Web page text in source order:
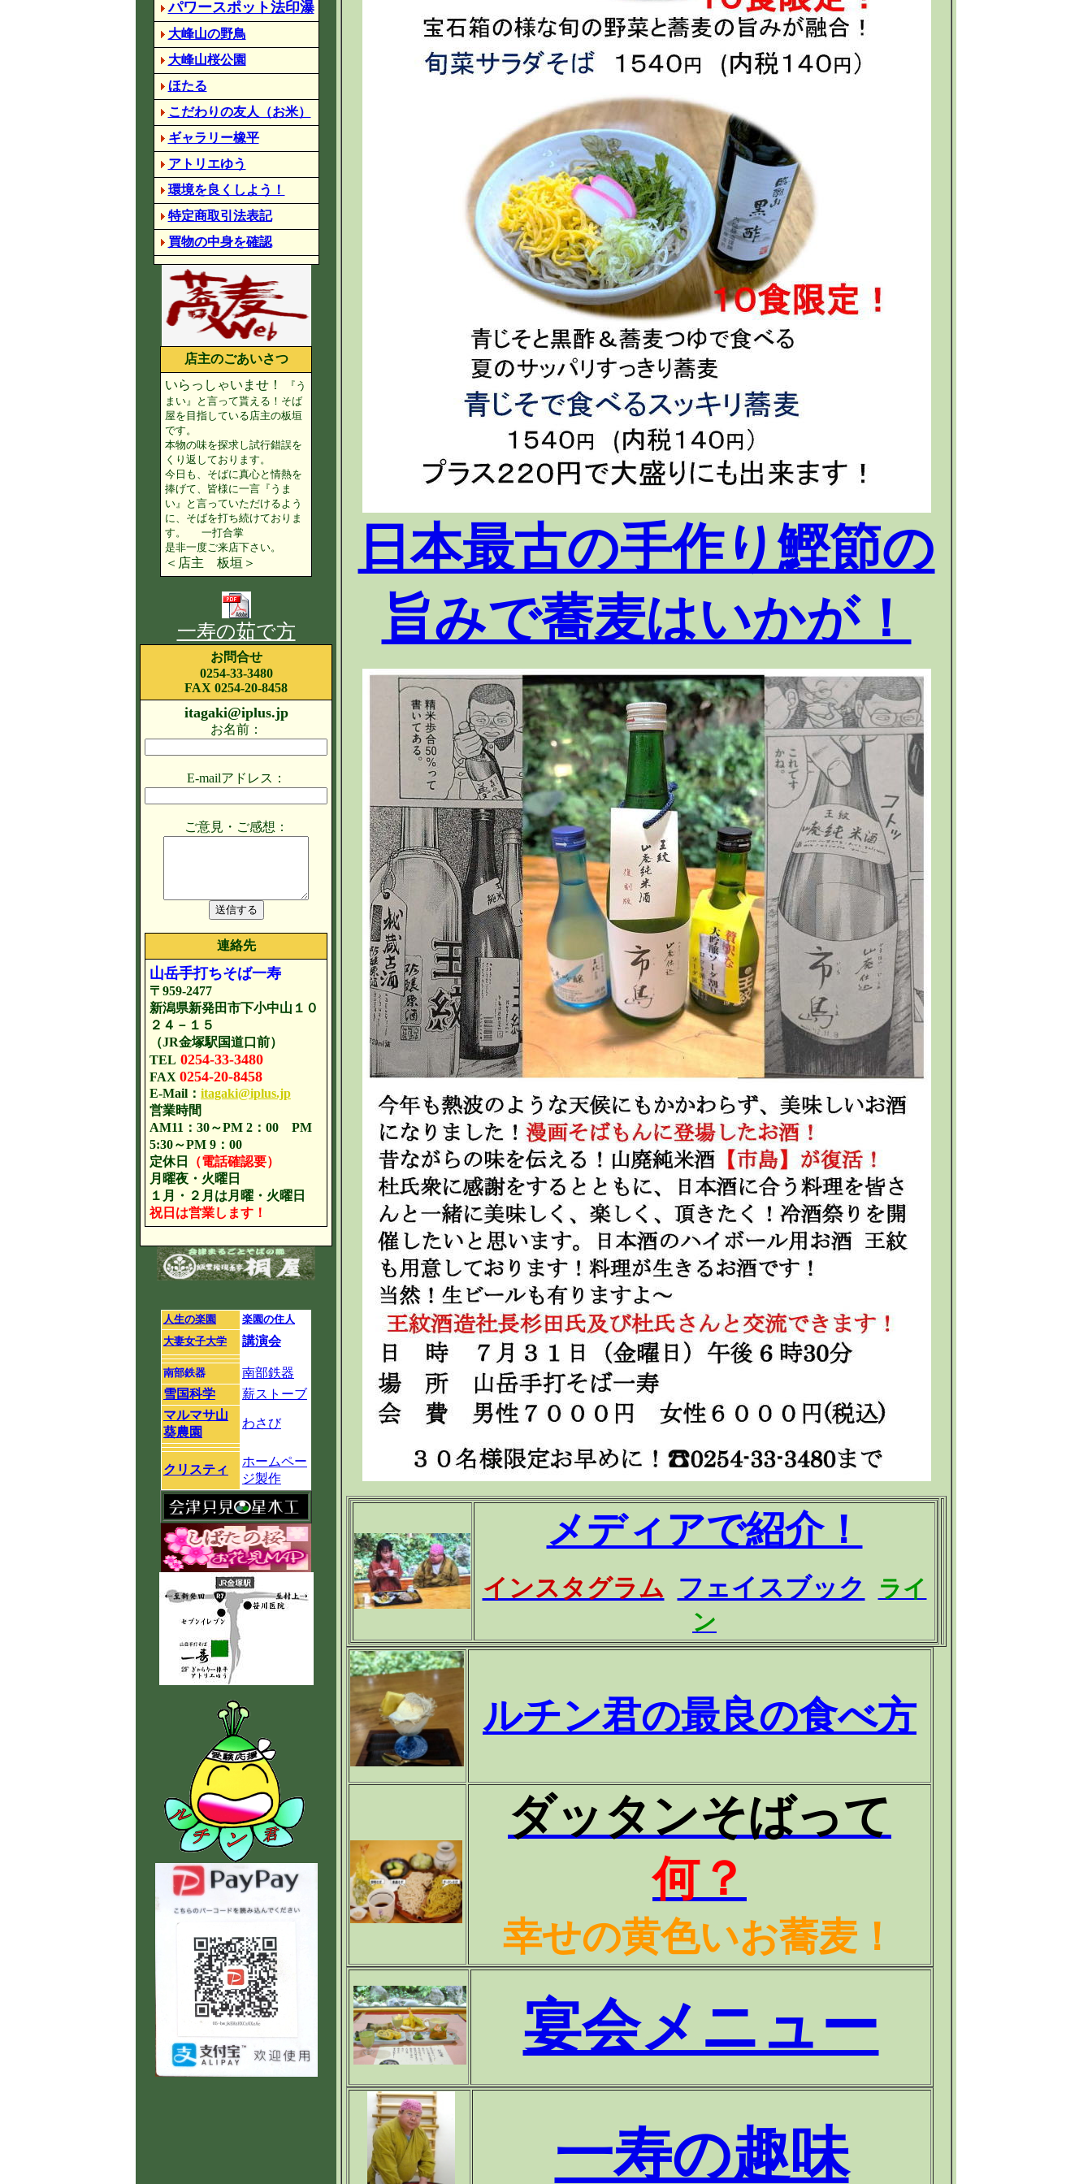
パワースポット法印瀑
大峰山の野鳥
大峰山桜公園
ほたる
こだわりの友人（お米）
ギャラリー橡平
アトリエゆう
環境を良くしよう！
特定商取引法表記
買物の中身を確認
店主のごあいさつ
いらっしゃいませ！
『う
まい』と言って貰える！そば
屋を目指している店主の板垣
です。
本物の味を探求し試行錯誤を
くり返しております。
今日も、そばに真心と情熱を
捧げて、皆様に一言『うま
い』と言っていただけるよう
に、そばを打ち続けておりま
す。 一打合掌
是非一度ご来店下さい。
＜店主 板垣＞
一寿の茹で方
お問合せ
0254-33-3480
FAX 0254-20-8458
itagaki@iplus.jp
お名前：
E-mailアドレス：
ご意見・ご感想：
連絡先
山岳手打ちそば一寿
〒959-2477
新潟県新発田市下小中山１０
２４－１５
（JR金塚駅国道口前）
TEL 0254-33-3480
FAX 0254-20-8458
E-Mail： itagaki@iplus.jp
営業時間
AM11：30～PM 2：00 PM
5:30～PM 9：00
定休日
（電話確認要）
月曜夜・火曜日
１月・２月は月曜・火曜日
祝日は営業します！
人生の楽園
楽園の住人
大妻女子大学
講演会
南部鉄器
南部鉄器
雪国科学
薪ストーブ
マルマサ山
葵農園
わさび
クリスティ
ホームペー
ジ製作
日本最古の手作り鰹節の
旨みで蕎麦はいかが！
メディアで紹介！
インスタグラム フェイスブック
ライ
ン
ルチン君の最良の食べ方
ダッタンそばって
何？
幸せの黄色いお蕎麦！
宴会メニュー
一寿の趣味